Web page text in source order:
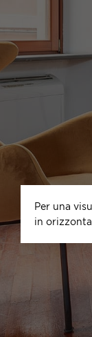
Per una
in